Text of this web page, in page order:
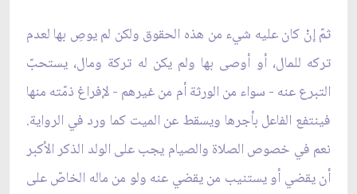
ثمّ إنْ كان عليه شيء من هذه الحقوق ولكن لم يوصِ بها لعدم
تركه للمال، أو أوصى بها ولم يكن له تركة ومال، يستحبّ
التبرع عنه - سواء من الورثة أم من غيرهم - لإفراغ ذمّته منها
فينتفع الفاعل بأجرها ويسقط عن الميت كما ورد في الرواية.
نعم في خصوص الصلاة والصيام يجب على الولد الذكر الأكبر
أن يقضي أو يستنيب من يقضي عنه ولو من ماله الخاصّ على